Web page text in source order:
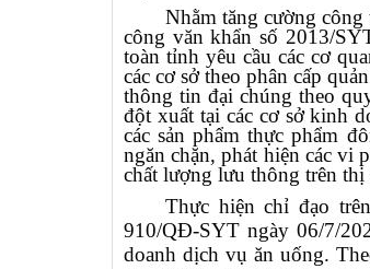
Nhằm tăng cường
công văn khẩn số 2013/
toàn tỉnh yêu cầu các cơ
các cơ sở theo phân cấp
thông tin đại chúng theo
đột xuất tại các cơ sở kinh
các sản phẩm thực phẩm
ngăn chặn, phát hiện các vi
chất lượng lưu thông trên thị
Thực hiện chỉ đạo
910/QĐ-SYT ngày 06/7/
doanh dịch vụ ăn uống.